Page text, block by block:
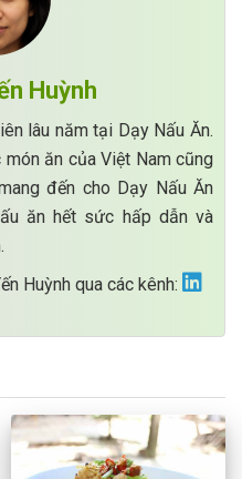
Huỳnh
lâu năm tại Dạy Nấu Ăn.
ăn của Việt Nam cũng
đến cho Dạy Nấu Ăn
ăn hết sức hấp dẫn và
Huỳnh qua các kênh: